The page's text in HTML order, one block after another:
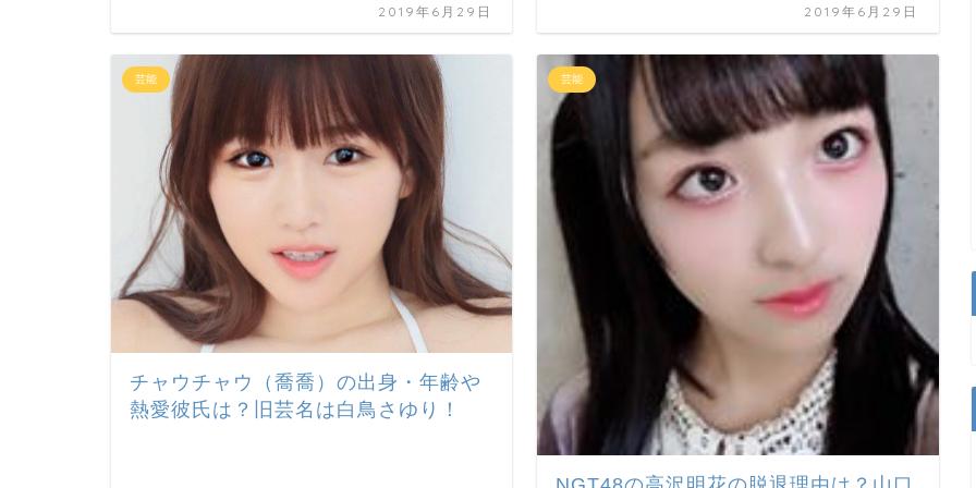
2019年6月29日 2019年6月29日
芸能
チャウチャウ（喬喬）の出身・年齢や
熱愛彼氏は？旧芸名は白鳥さゆり！
芸能